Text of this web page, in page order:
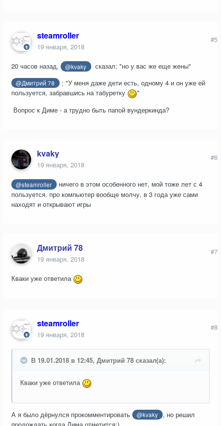
steamroller
19 января, 2018
#5
20 часов назад, @kvaky сказал: "но у вас же еще жены"
@Дмитрий 78
: "У меня даже дети есть, одному 4 и он уже ей
пользуется, забравшись на табуретку
"
Вопрос к Диме - а трудно быть папой вундеркинда?
kvaky
19 января, 2018
#6
@steamroller
ничего в этом особенного нет, мой тоже лет с 4
пользуется. про компьютер вообще молчу, в 3 года уже сами
находят и открывают игры
Дмитрий 78
19 января, 2018
#7
Кваки уже ответила
steamroller
19 января, 2018
#8
В 19.01.2018 в 12:45, Дмитрий 78 сказал(а):
Кваки уже ответила
А я было дёрнулся прокомментировать @kvaky
, но решил